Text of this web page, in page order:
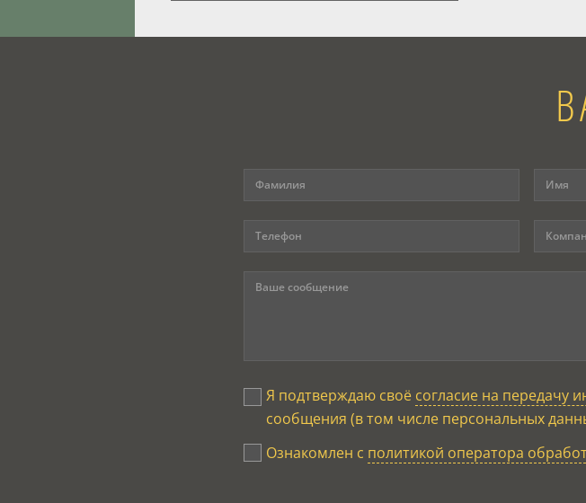
Я подтверждаю своё согласие на передачу
сообщения (в том числе персональных
Ознакомлен с политикой оператора